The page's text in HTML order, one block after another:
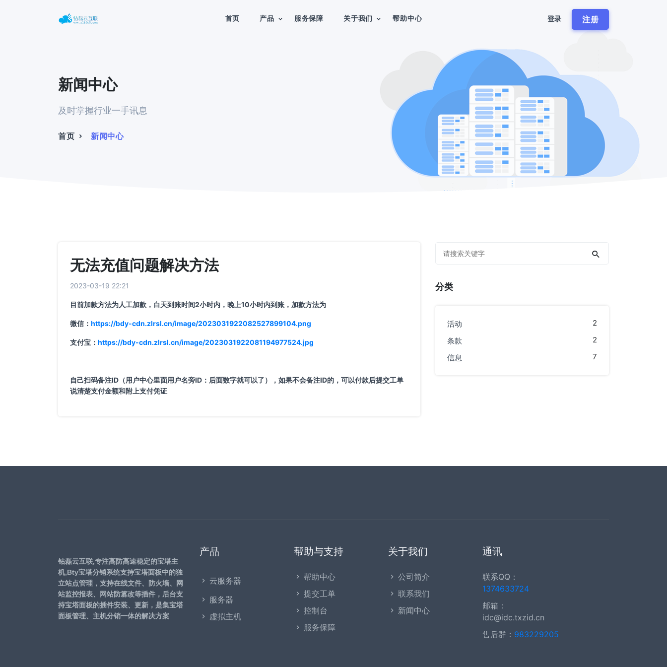
登录 注册
首页 产品 服务保障 关于我们 帮助中心
新闻中心
及时掌握行业一手讯息
首页 新闻中心
无法充值问题解决方法
2023-03-19 22:21
目前加款方法为人工加款，白天到账时间2小时内，晚上10小时内到账，加款方法为
微信： https://bdy-cdn.zlrsl.cn/image/2023031922082527899104.png
支付宝： https://bdy-cdn.zlrsl.cn/image/2023031922081194977524.jpg
自己扫码备注ID（用户中心里面用户名旁ID：后面数字就可以了），如果不会备注ID的，可以付款后提交工单
说清楚支付金额和附上支付凭证
分类
活动
2
条款
2
信息
7
钻磊云互联,专注高防高速稳定的宝塔主
机,Bty宝塔分销系统支持宝塔面板中的独
立站点管理，支持在线文件、防火墙、网
站监控报表、网站防篡改等插件，后台支
持宝塔面板的插件安装、更新，是集宝塔
面板管理、主机分销一体的解决方案
产品
云服务器
服务器
虚拟主机
帮助与支持
帮助中心
提交工单
控制台
服务保障
关于我们
公司简介
联系我们
新闻中心
通讯
联系QQ：
1374633724
邮箱：
idc@idc.txzid.cn
售后群： 983229205